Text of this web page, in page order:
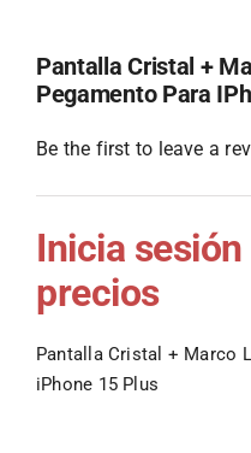
Pantalla Cristal +
Pegamento Para
Be the first to leave a
Inicia
precios
Pantalla Cristal + Marco
iPhone 15 Plus